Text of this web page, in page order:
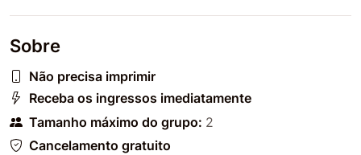
Sobre
Não precisa imprimir
Receba os ingressos imediatamente
Tamanho máximo do grupo: 2
Cancelamento gratuito